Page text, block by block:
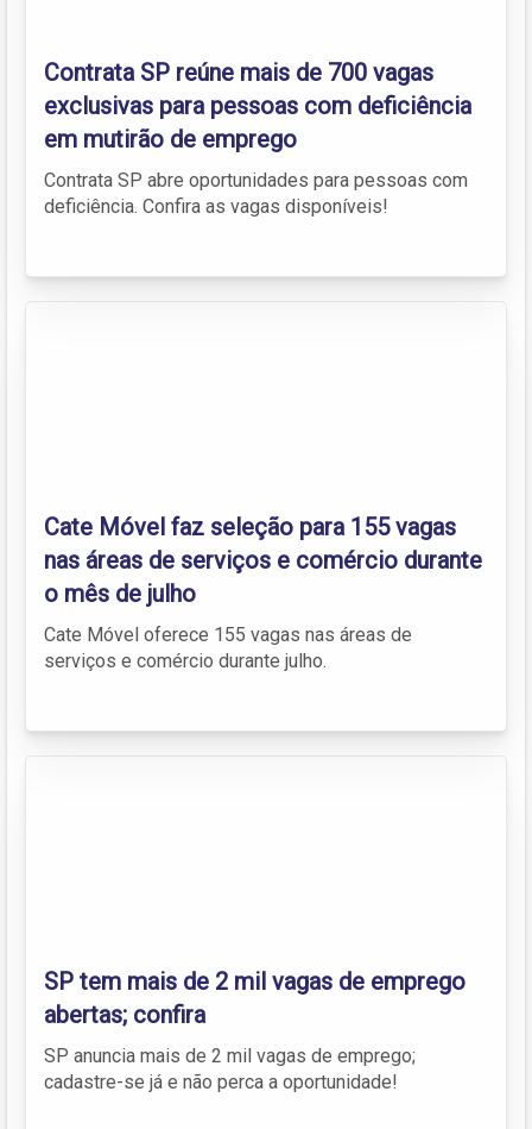
Contrata SP reúne mais de 700 vagas
exclusivas para pessoas com deficiência
em mutirão de emprego
Contrata SP abre oportunidades para pessoas com
deficiência. Confira as vagas disponíveis!
Cate Móvel faz seleção para 155 vagas
nas áreas de serviços e comércio durante
o mês de julho
Cate Móvel oferece 155 vagas nas áreas de
serviços e comércio durante julho.
SP tem mais de 2 mil vagas de emprego
abertas; confira
SP anuncia mais de 2 mil vagas de emprego;
cadastre-se já e não perca a oportunidade!